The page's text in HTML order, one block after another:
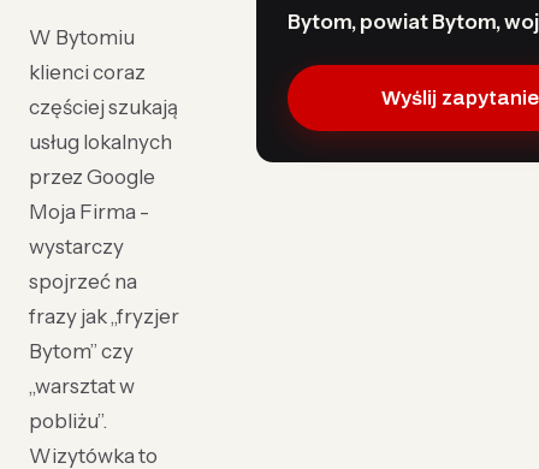
W Bytomiu
klienci coraz
częściej szukają
usług lokalnych
przez Google
Moja Firma -
wystarczy
spojrzeć na
frazy jak „fryzjer
Bytom” czy
„warsztat w
pobliżu”.
Wizytówka to
Bytom, powiat Bytom,
Wyślij zapytanie